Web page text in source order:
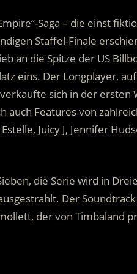
Saga – die einst
Staffel-Finale
an die Spitze der US
eins. Der Longplayer,
sich in der ersten
auch Features von
Juicy J, Jennifer
die Serie wird in
Der
der von Timbaland